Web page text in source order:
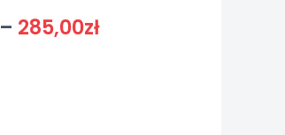
– 285,00zł